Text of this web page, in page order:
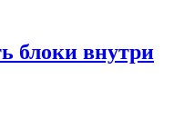
блоки внутри